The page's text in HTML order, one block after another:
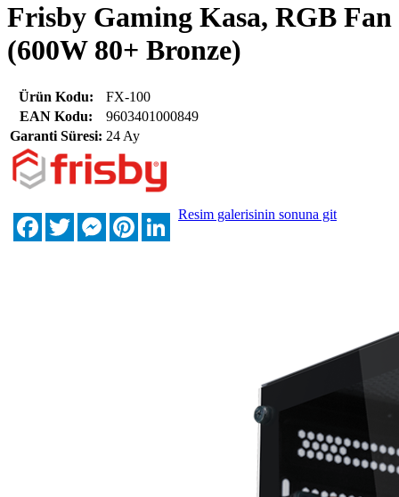
Frisby Gaming Kasa, RGB Fan
(600W 80+ Bronze)
Ürün Kodu:
FX-100
EAN Kodu:
9603401000849
Garanti Süresi: 24 Ay
FacebookTwitterMessengerPinterestLinkedIn
Resim galerisinin sonuna git